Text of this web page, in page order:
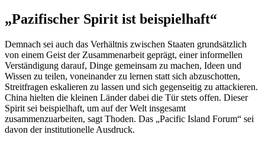
„Pazifischer Spirit ist beispielhaft“
Demnach sei auch das Verhältnis zwischen Staaten grundsätzlich
von einem Geist der Zusammenarbeit geprägt, einer informellen
Verständigung darauf, Dinge gemeinsam zu machen, Ideen und
Wissen zu teilen, voneinander zu lernen statt sich abzuschotten,
Streitfragen eskalieren zu lassen und sich gegenseitig zu attackieren.
China hielten die kleinen Länder dabei die Tür stets offen. Dieser
Spirit sei beispielhaft, um auf der Welt insgesamt
zusammenzuarbeiten, sagt Thoden. Das „Pacific Island Forum“ sei
davon der institutionelle Ausdruck.